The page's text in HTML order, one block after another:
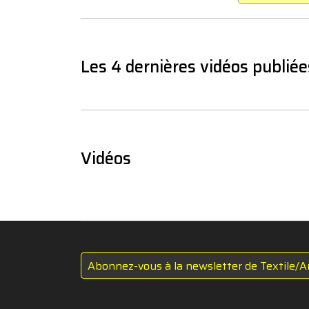
Les 4 dernières vidéos
Vidéos
Abonnez-vous à la newsletter de Textile/